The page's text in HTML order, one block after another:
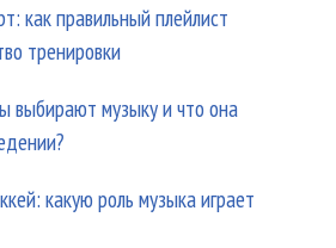
как правильный плейлист
тренировки
выбирают музыку и что она
какую роль музыка играет